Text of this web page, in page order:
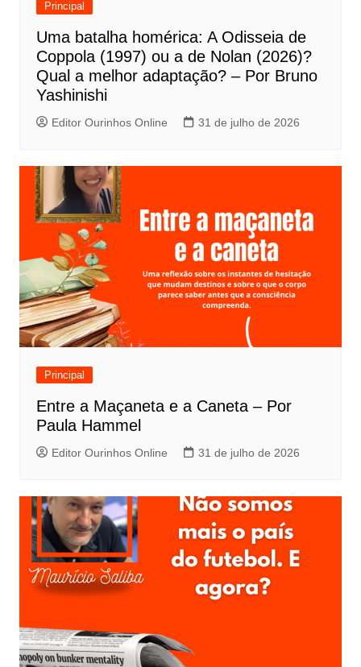
Principal
Uma batalha homérica: A Odisseia de
Coppola (1997) ou a de Nolan (2026)?
Qual a melhor adaptação? – Por Bruno
Yashinishi
Editor Ourinhos Online 31 de julho de 2026
Principal
Entre a Maçaneta e a Caneta – Por
Paula Hammel
Editor Ourinhos Online 31 de julho de 2026